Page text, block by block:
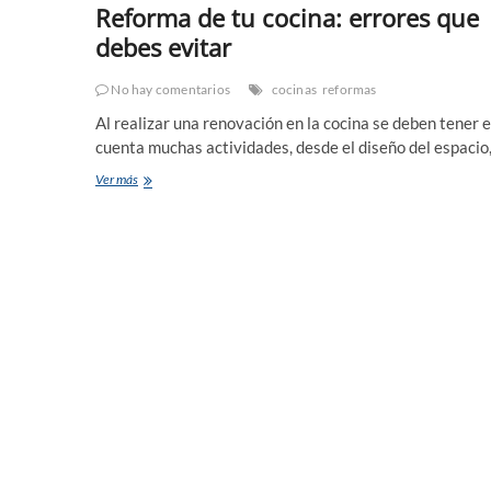
Reforma de tu cocina: errores que
debes evitar
No hay comentarios cocinas reformas
Al realizar una renovación en la cocina se deben tener
cuenta muchas actividades, desde el diseño del
Ver másReforma